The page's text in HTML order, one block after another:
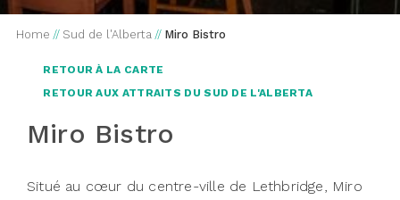
Home // Sud de l'Alberta // Miro Bistro
RETOUR À LA CARTE
RETOUR AUX ATTRAITS DU SUD DE L'ALBERTA
Miro Bistro
Situé au cœur du centre-ville de Lethbridge, Miro